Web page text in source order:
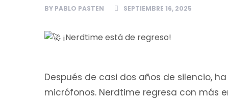
BY PABLO PASTEN SEPTIEMBRE 16, 2025
Después de casi dos años de silencio,
micrófonos. Nerdtime regresa con más